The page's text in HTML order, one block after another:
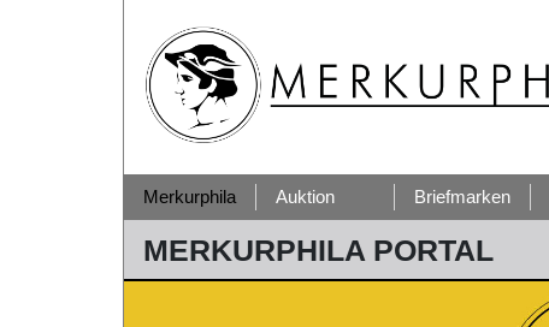
Merkurphila (current)Auktion Briefmarken
MERKURPHILA PORTAL